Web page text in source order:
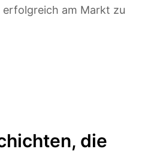
erfolgreich am Markt zu
die